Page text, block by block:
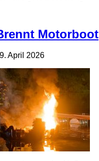
Motorboot
April 2026